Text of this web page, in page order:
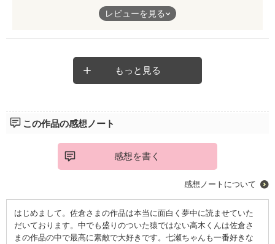
どの男よりも狡猾、ターゲットにたいしての追い込み見事です。
ノンキャリの彼が一番出来る男ですね。
レビューを見る
もっと見る
この作品の感想ノート
感想を書く
感想ノートについて
はじめまして。佐倉さまの作品は本当に面白く夢中に読ませていた
だいております。中でも盛りのついた猿ではない高木くんは佐倉さ
まの作品の中で最高に素敵で大好きです。七瀬ちゃんも一番好きな